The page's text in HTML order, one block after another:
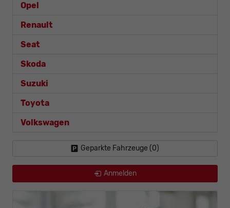
Opel
Renault
Seat
Skoda
Suzuki
Toyota
Volkswagen
Geparkte Fahrzeuge (0)
Anmelden